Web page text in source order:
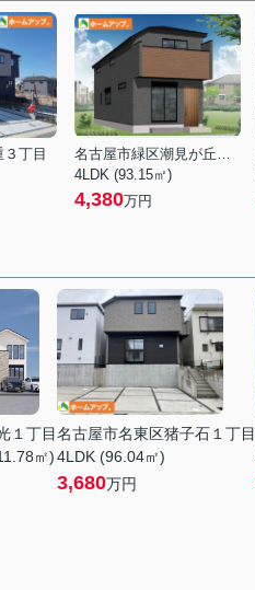
丁目
名古屋市緑区潮見が丘２丁目
4LDK (93.15㎡)
4,380万円
１丁目
㎡)
名古屋市名東区猪子石１丁目
4LDK (96.04㎡)
3,680万円